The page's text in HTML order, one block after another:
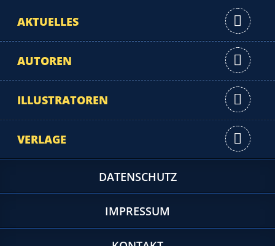
AKTUELLES
AUTOREN
ILLUSTRATOREN
VERLAGE
DATENSCHUTZ
IMPRESSUM